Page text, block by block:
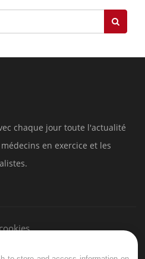
chaque jour toute l'actualité
en exercice et les